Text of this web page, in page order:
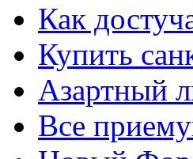
Как
Купить
Азартный
Все